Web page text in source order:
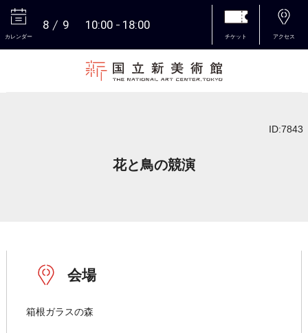
カレンダー
8 9 10:00 18:00
チケット アクセス
ID:7843
花と鳥の競演
会場
箱根ガラスの森